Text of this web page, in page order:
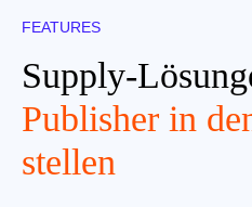
FEATURES
Supply-
Publisher in
stellen